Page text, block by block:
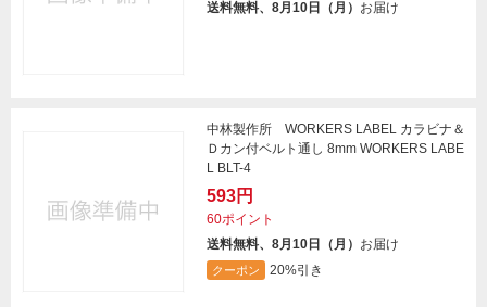
送料無料、8月10日（月） お届け
中林製作所 WORKERS LABEL カラビナ＆
Ｄカン付ベルト通し 8mm WORKERS LABE
L BLT-4
593円
60ポイント
送料無料、8月10日（月） お届け
クーポン 20%引き